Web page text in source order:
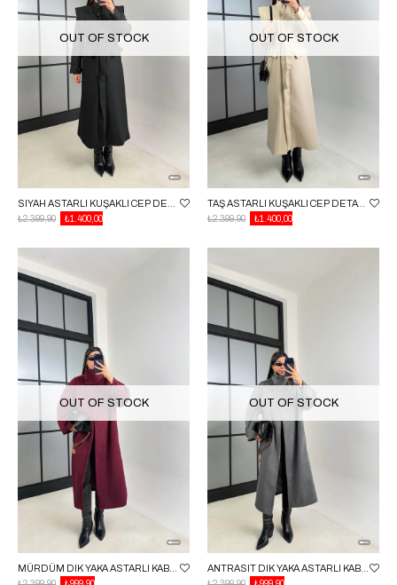
OUT OF STOCK
₺1.400,00
₺2.399,90
OUT OF STOCK
TAŞ ASTARLI KUŞAKLI CEP DETAYLI PREMIUM KAŞE KABAN GAUS-00963
₺1.400,00
₺2.399,90
OUT OF STOCK OUT OF STOCK